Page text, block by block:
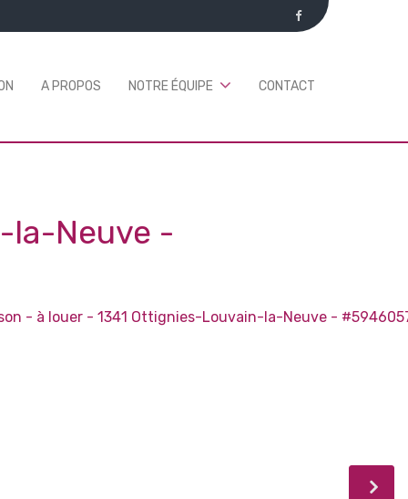
A PROPOS NOTRE ÉQUIPE CONTACT
la-Neuve -